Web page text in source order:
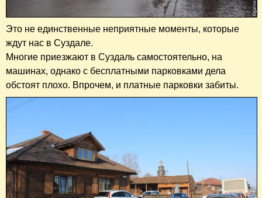
Это не единственные неприятные моменты, которые
ждут нас в Суздале.
Многие приезжают в Суздаль самостоятельно, на
машинах, однако с бесплатными парковками дела
обстоят плохо. Впрочем, и платные парковки забиты.